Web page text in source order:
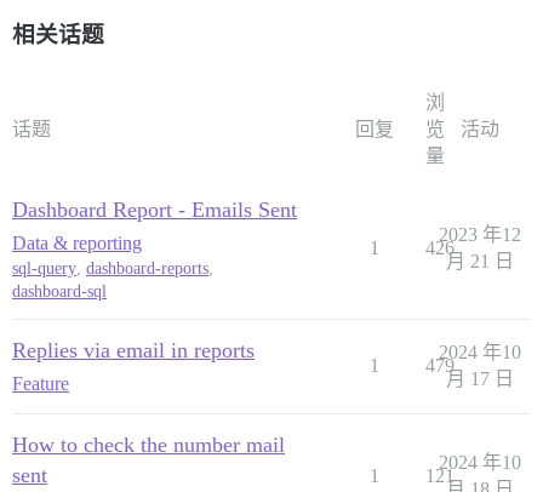
相关话题
话题 回复
浏
览
量
活动
Dashboard Report - Emails Sent
Data & reporting
sql-query, dashboard-reports,
dashboard-sql
1 426
2023 年12
月 21 日
Replies via email in reports
Feature
1 479
2024 年10
月 17 日
How to check the number mail
sent
1 121
2024 年10